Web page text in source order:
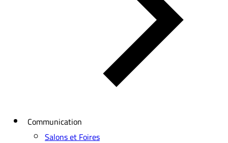
Communication
Salons et Foires